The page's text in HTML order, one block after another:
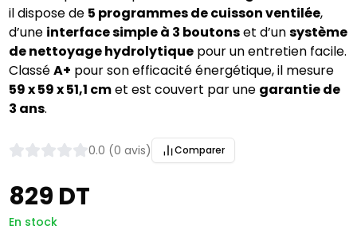
il dispose de 5 programmes de cuisson ventilée,
d’une interface simple à 3 boutonset d’unsystème
de nettoyage hydrolytique pour un entretien facile.
ClasséA+ pour son efficacité énergétique, il mesure
59 x 59 x 51,1 cmet est couvert par une garantie de
3 ans.
0.0 (0 avis) Comparer
829 DT
En stock